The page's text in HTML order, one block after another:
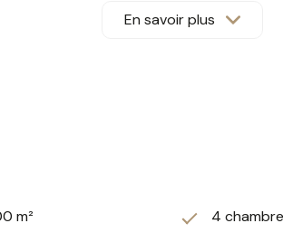
et un local technique complètent
de gamme : climatisation
de qualité, un cadre de vie idéal et
En savoir plus
m² 4